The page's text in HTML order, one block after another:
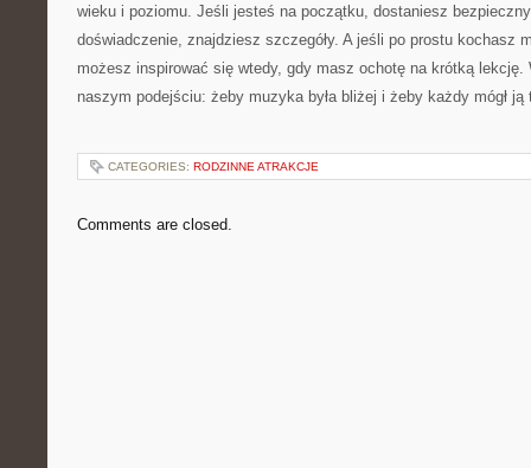
wieku i poziomu. Jeśli jesteś na początku, dostaniesz
doświadczenie, znajdziesz szczegóły. A jeśli po prostu kochasz
możesz inspirować się wtedy, gdy masz ochotę na krótką lekcję.
naszym podejściu: żeby muzyka była bliżej i żeby każdy mógł
CATEGORIES: RODZINNE ATRAKCJE
Comments are closed.